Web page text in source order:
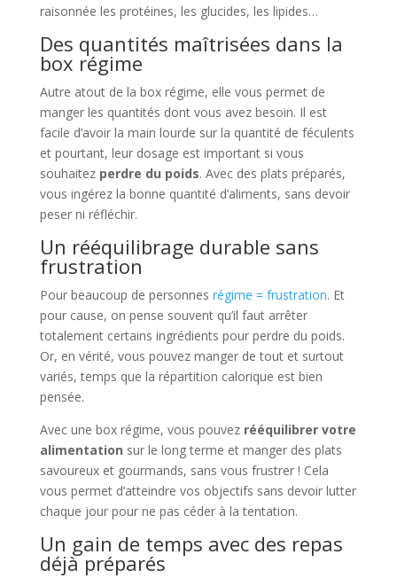
raisonnée les protéines, les glucides, les lipides…
Des quantités maîtrisées dans la
box régime
Autre atout de la box régime, elle vous permet de
manger les quantités dont vous avez besoin. Il est
facile d’avoir la main lourde sur la quantité de féculents
et pourtant, leur dosage est important si vous
souhaitez perdre du poids. Avec des plats préparés,
vous ingérez la bonne quantité d’aliments, sans devoir
peser ni réfléchir.
Un rééquilibrage durable sans
frustration
Pour beaucoup de personnes régime = frustration. Et
pour cause, on pense souvent qu’il faut arrêter
totalement certains ingrédients pour perdre du poids.
Or, en vérité, vous pouvez manger de tout et surtout
variés, temps que la répartition calorique est bien
pensée.
Avec une box régime, vous pouvez rééquilibrer votre
alimentation sur le long terme et manger des plats
savoureux et gourmands, sans vous frustrer ! Cela
vous permet d’atteindre vos objectifs sans devoir lutter
chaque jour pour ne pas céder à la tentation.
Un gain de temps avec des repas
déjà préparés